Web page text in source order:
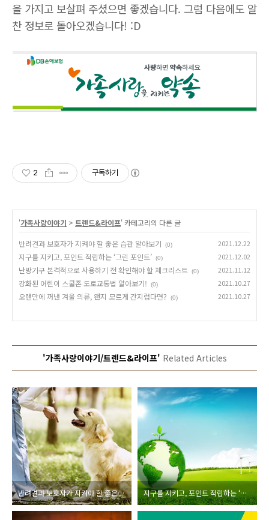
을 가지고 보살펴 주셨으면 좋겠습니다. 그럼 다음에도 알
찬 정보로 돌아오겠습니다! :D
2 구독하기
'가족사랑이야기 > 트렌드&라이프' 카테고리의 다른 글
반려견과 보호자가 지켜야 할 좋은 습관 알아보기 (0) 2021.12.22
지구를 지키고, 포인트 적립하는 ‘그린 포인트’ (0) 2021.12.02
난방기구 본격적으로 사용하기 전 확인해야 할 체크리스트 (0) 2021.11.12
강화된 어린이 스쿨존 도로교통법 알아보기! (0) 2021.10.27
오랜만에 꺼낸 겨울 의류, 왠지 모르게 간지럽다면? (0) 2021.10.27
'가족사랑이야기/트렌드&라이프' Related Articles
반려견과 보호자가 지켜야 할 좋은 습관 알아보기 지구를 지키고, 포인트 적립하는 ‘그린 포인트’